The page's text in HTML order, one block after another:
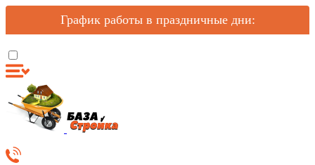
График работы в праздничные дни: